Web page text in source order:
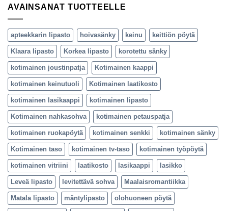
AVAINSANAT TUOTTEELLE
apteekkarin lipasto hoivasänky keinu keittiön pöytä
Klaara lipasto Korkea lipasto korotettu sänky
kotimainen joustinpatja Kotimainen kaappi
kotimainen keinutuoli Kotimainen laatikosto
kotimainen lasikaappi kotimainen lipasto
Kotimainen nahkasohva kotimainen petauspatja
kotimainen ruokapöytä kotimainen senkki kotimainen sänky
Kotimainen taso kotimainen tv-taso kotimainen työpöytä
kotimainen vitriini laatikosto lasikaappi lasikko
Leveä lipasto levitettävä sohva Maalaisromantiikka
Matala lipasto mäntylipasto olohuoneen pöytä